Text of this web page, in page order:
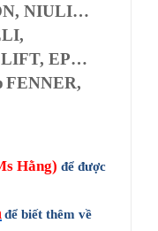
NIULI…
EP…
FENNER,
Hằng) để được
để biết thêm về